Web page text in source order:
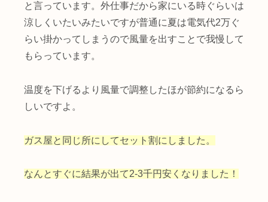
と言っています。外仕事だから家にいる時ぐらいは
涼しくいたいみたいですが普通に夏は電気代2万ぐ
らい掛かってしまうので風量を出すことで我慢して
もらっています。
温度を下げるより風量で調整したほが節約になるら
しいですよ。
ガス屋と同じ所にしてセット割にしました。
なんとすぐに結果が出て2-3千円安くなりました！